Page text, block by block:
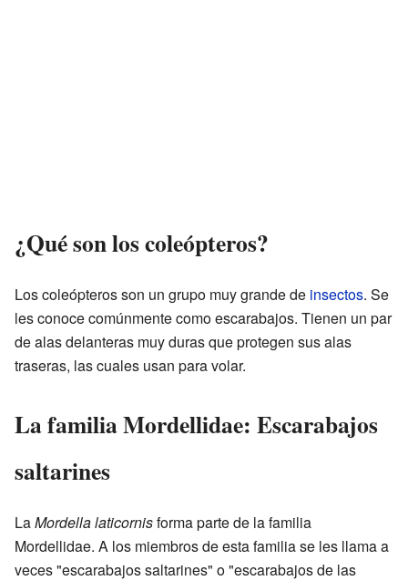
¿Qué son los coleópteros?
Los coleópteros son un grupo muy grande de insectos. Se
les conoce comúnmente como escarabajos. Tienen un par
de alas delanteras muy duras que protegen sus alas
traseras, las cuales usan para volar.
La familia Mordellidae: Escarabajos
saltarines
LaMordella laticornisforma parte de la familia
Mordellidae. A los miembros de esta familia se les llama a
veces "escarabajos saltarines" o "escarabajos de las